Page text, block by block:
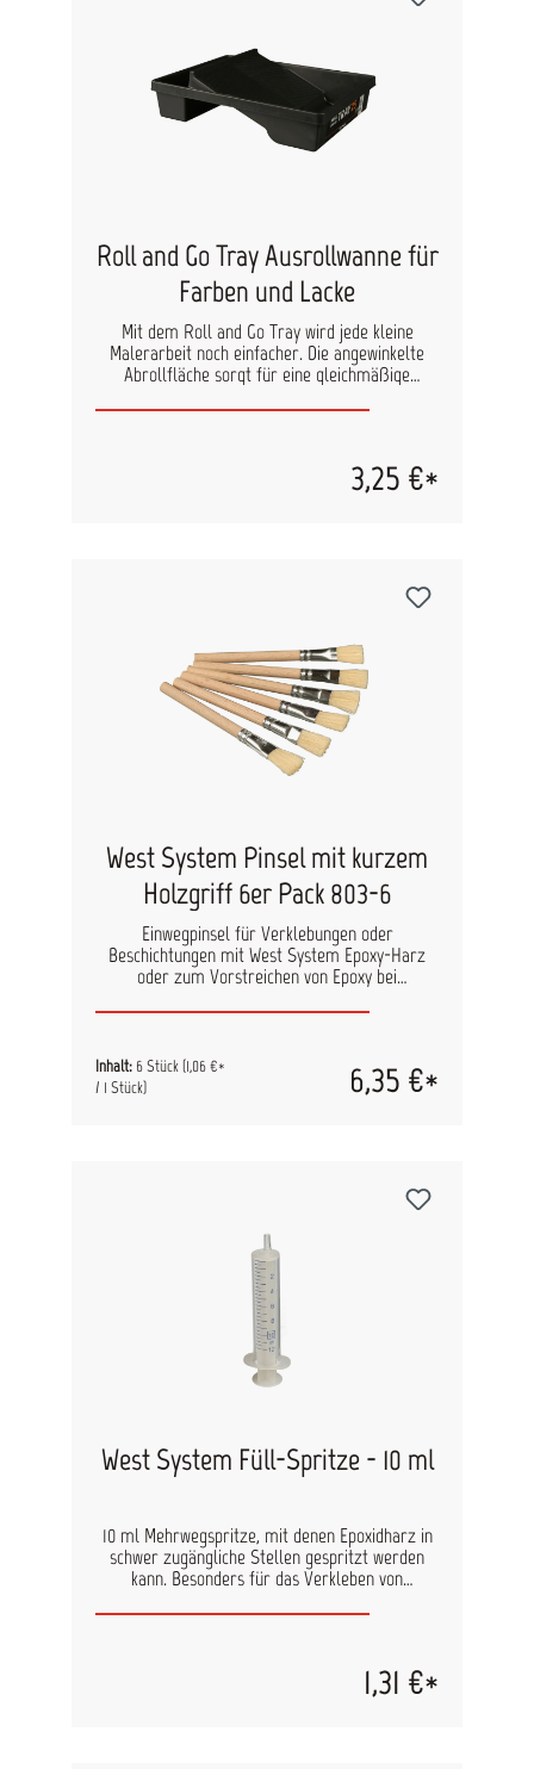
Roll and Go Tray Ausrollwanne für
Farben und Lacke
Mit dem Roll and Go Tray wird jede kleine
Malerarbeit noch einfacher. Die angewinkelte
Abrollfläche sorgt für eine gleichmäßige
überschüssige Farbe direkt ins Reservoir
bequem am Rand eingehängt oder im zweiten
Fach abgelegt werden, sodass Sie parallel mit
Einwegeinsätze finden Sie im Bereich Zubehör.
Diese Einwegeinsätze aus 100 % recyceltem
Reinigung und Arbeitsabläufe noch effizienter.
Eigenschaften: Stabile Ausführung, sicher in der
Hand zu halten Zwei praktische Fächer für
Pinsel und Roller Angewinkelte Abrollfläche für
perfekte Farbverteilung Mit Einwegeinsätzen aus
recyceltem Kunststoff optional als Zubehör
bestellbar Einfaches Arbeiten und schnelles
3,25 €*
West System Pinsel mit kurzem
Holzgriff 6er Pack 803-6
Einwegpinsel für Verklebungen oder
Beschichtungen mit West System Epoxy-Harz
oder zum Vorstreichen von Epoxy bei
Inhalt: 6 Stück(1,06 €*
/ 1 Stück)
6,35 €*
West System Füll-Spritze - 10 ml
10 ml Mehrwegspritze, mit denen Epoxidharz in
schwer zugängliche Stellen gespritzt werden
kann. Besonders für das Verkleben von
Ebenfalls zum Abmessen kleinerer Mengen Harz
1,31 €*